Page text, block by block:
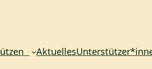
Aktuelles